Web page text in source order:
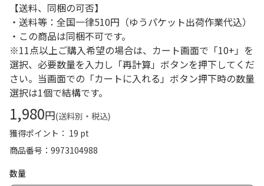
【送料、同梱の可否】
・送料等：全国一律510円（ゆうパケット出荷作業代込）
・この商品は同梱不可です。
※11点以上ご購入希望の場合は、カート画面で「10+」を
選択、必要数量を入力し「再計算」ボタンを押下してくだ
さい。当画面での「カートに入れる」ボタン押下時の数量
選択は1個で結構です。
1,980円(送料別・税込)
獲得ポイント： 19 pt
商品番号
9973104988
数量